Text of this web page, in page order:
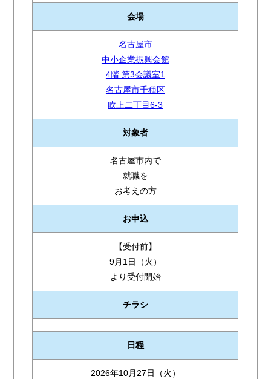
会場
名古屋市
中小企業振興会館
4階 第3会議室1
名古屋市千種区
吹上二丁目6-3
対象者
名古屋市内で
就職を
お考えの方
お申込
【受付前】
9月1日（火）
より受付開始
チラシ
日程
2026年10月27日（火）